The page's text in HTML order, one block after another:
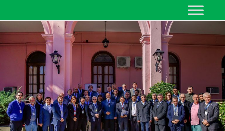
MINISTERIO DE EDUCACIÓN
DE CORRIENTES